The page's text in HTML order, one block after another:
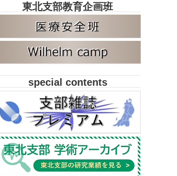
東北支部教育企画班
special contents